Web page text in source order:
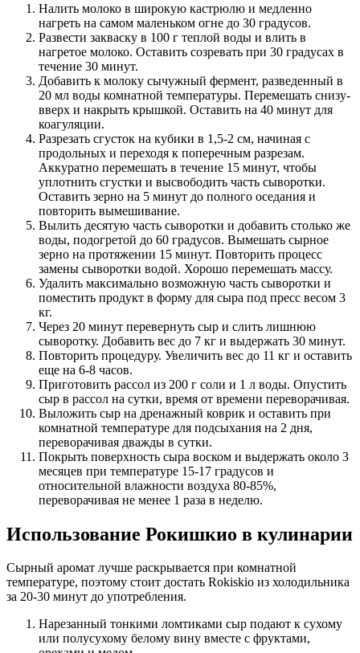
Налить молоко в широкую кастрюлю и медленно
нагреть на самом маленьком огне до 30 градусов.
Развести закваску в 100 г теплой воды и влить в
нагретое молоко. Оставить созревать при 30 градусах в
течение 30 минут.
Добавить к молоку сычужный фермент, разведенный в
20 мл воды комнатной температуры. Перемешать снизу-
вверх и накрыть крышкой. Оставить на 40 минут для
коагуляции.
Разрезать сгусток на кубики в 1,5-2 см, начиная с
продольных и переходя к поперечным разрезам.
Аккуратно перемешать в течение 15 минут, чтобы
уплотнить сгустки и высвободить часть сыворотки.
Оставить зерно на 5 минут до полного оседания и
повторить вымешивание.
Вылить десятую часть сыворотки и добавить столько же
воды, подогретой до 60 градусов. Вымешать сырное
зерно на протяжении 15 минут. Повторить процесс
замены сыворотки водой. Хорошо перемешать массу.
Удалить максимально возможную часть сыворотки и
поместить продукт в форму для сыра под пресс весом 3
кг.
Через 20 минут перевернуть сыр и слить лишнюю
сыворотку. Добавить вес до 7 кг и выдержать 30 минут.
Повторить процедуру. Увеличить вес до 11 кг и оставить
еще на 6-8 часов.
Приготовить рассол из 200 г соли и 1 л воды. Опустить
сыр в рассол на сутки, время от времени переворачивая.
Выложить сыр на дренажный коврик и оставить при
комнатной температуре для подсыхания на 2 дня,
переворачивая дважды в сутки.
Покрыть поверхность сыра воском и выдержать около 3
месяцев при температуре 15-17 градусов и
относительной влажности воздуха 80-85%,
переворачивая не менее 1 раза в неделю.
Использование Рокишкио в кулинарии
Сырный аромат лучше раскрывается при комнатной
температуре, поэтому стоит достать Rokiskio из холодильника
за 20-30 минут до употребления.
Нарезанный тонкими ломтиками сыр подают к сухому
или полусухому белому вину вместе с фруктами,